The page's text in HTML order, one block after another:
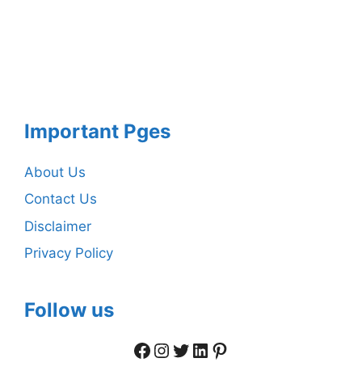
Important Pges
About Us
Contact Us
Disclaimer
Privacy Policy
Follow us
Facebook
Instagram
Twitter
LinkedIn
Pinterest